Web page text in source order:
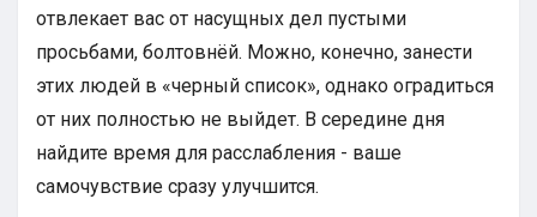
отвлекает вас от насущных дел пустыми
просьбами, болтовнёй. Можно, конечно, занести
этих людей в «черный список», однако оградиться
от них полностью не выйдет. В середине дня
найдите время для расслабления - ваше
самочувствие сразу улучшится.